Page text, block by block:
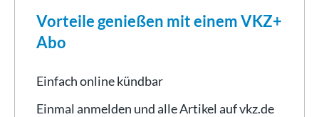
Vorteile genießen mit einem VKZ+
Abo
Einfach online kündbar
Einmal anmelden und alle Artikel auf vkz.de